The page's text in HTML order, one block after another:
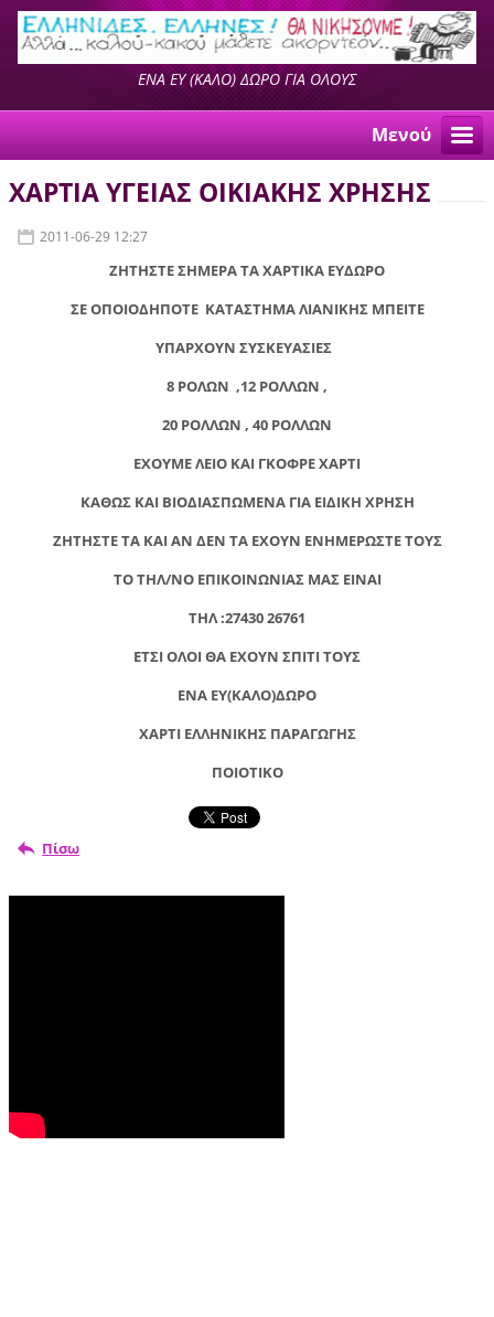
ΕΝΑ ΕΥ (ΚΑΛΟ) ΔΩΡΟ ΓΙΑ ΟΛΟΥΣ
Μενού
ΧΑΡΤΙΑ ΥΓΕΙΑΣ ΟΙΚΙΑΚΗΣ ΧΡΗΣΗΣ
2011-06-29 12:27
ΖΗΤΗΣΤΕ ΣΗΜΕΡΑ ΤΑ ΧΑΡΤΙΚΑ ΕΥΔΩΡΟ
ΣΕ ΟΠΟΙΟΔΗΠΟΤΕ ΚΑΤΑΣΤΗΜΑ ΛΙΑΝΙΚΗΣ ΜΠΕΙΤΕ
ΥΠΑΡΧΟΥΝ ΣΥΣΚΕΥΑΣΙΕΣ
8 ΡΟΛΩΝ ,12 ΡΟΛΛΩΝ ,
20 ΡΟΛΛΩΝ , 40 ΡΟΛΛΩΝ
ΕΧΟΥΜΕ ΛΕΙΟ ΚΑΙ ΓΚΟΦΡΕ ΧΑΡΤΙ
ΚΑΘΩΣ ΚΑΙ ΒΙΟΔΙΑΣΠΩΜΕΝΑ ΓΙΑ ΕΙΔΙΚΗ ΧΡΗΣΗ
ΖΗΤΗΣΤΕ ΤΑ ΚΑΙ ΑΝ ΔΕΝ ΤΑ ΕΧΟΥΝ ΕΝΗΜΕΡΩΣΤΕ ΤΟΥΣ
ΤΟ ΤΗΛ/ΝΟ ΕΠΙΚΟΙΝΩΝΙΑΣ ΜΑΣ ΕΙΝΑΙ
ΤΗΛ :27430 26761
ETΣΙ ΟΛΟΙ ΘΑ ΕΧΟΥΝ ΣΠΙΤΙ ΤΟΥΣ
ΕΝΑ ΕΥ(ΚΑΛΟ)ΔΩΡΟ
ΧΑΡΤΙ ΕΛΛΗΝΙΚΗΣ ΠΑΡΑΓΩΓΗΣ
ΠΟΙΟΤΙΚΟ
Πίσω